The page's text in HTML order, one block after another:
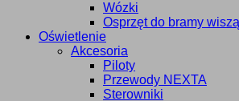
Wózki
Osprzęt do bramy
Oświetlenie
Akcesoria
Piloty
Przewody NEXTA
Sterowniki